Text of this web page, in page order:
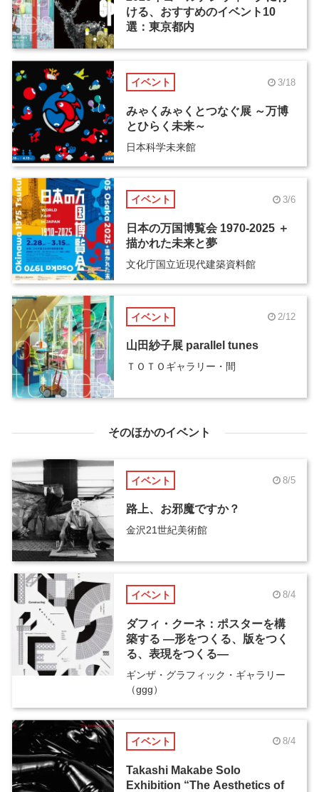
ける、おすすめのイベント10
選：東京都内
イベント 3/18
みゃくみゃくとつなぐ展 ～万博
とひらく未来～
日本科学未来館
イベント 3/6
日本の万国博覧会 1970-2025 ＋
描かれた未来と夢
文化庁国立近現代建築資料館
イベント 2/12
山田紗子展 parallel tunes
ＴＯＴＯギャラリー・間
そのほかのイベント
イベント 8/5
路上、お邪魔ですか？
金沢21世紀美術館
イベント 8/4
ダフィ・クーネ：ポスターを構
築する ―形をつくる、版をつく
る、表現をつくる―
ギンザ・グラフィック・ギャラリー
（ggg）
イベント 8/4
Takashi Makabe Solo
Exhibition “The Aesthetics of